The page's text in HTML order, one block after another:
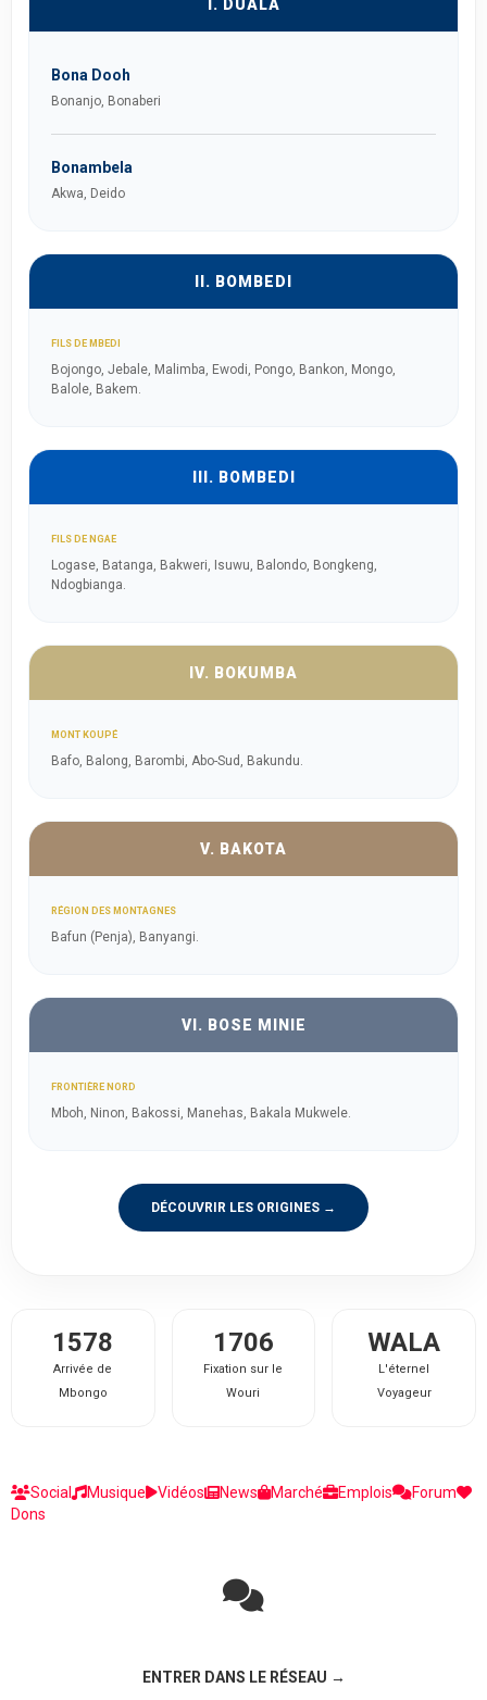
I. DUALA
Bona Dooh
Bonanjo, Bonaberi
Bonambela
Akwa, Deido
II. BOMBEDI
FILS DE MBEDI
Bojongo, Jebale, Malimba, Ewodi, Pongo, Bankon, Mongo,
Balole, Bakem.
III. BOMBEDI
FILS DE NGAE
Logase, Batanga, Bakweri, Isuwu, Balondo, Bongkeng,
Ndogbianga.
IV. BOKUMBA
MONT KOUPÉ
Bafo, Balong, Barombi, Abo-Sud, Bakundu.
V. BAKOTA
RÉGION DES MONTAGNES
Bafun (Penja), Banyangi.
VI. BOSE MINIE
FRONTIÈRE NORD
Mboh, Ninon, Bakossi, Manehas, Bakala Mukwele.
DÉCOUVRIR LES ORIGINES →
1578
Arrivée de
Mbongo
1706
Fixation sur le
Wouri
WALA
L'éternel
Voyageur
Social Musique Vidéos News Marché Emplois
Forum
Dons
ENTRER DANS LE RÉSEAU →